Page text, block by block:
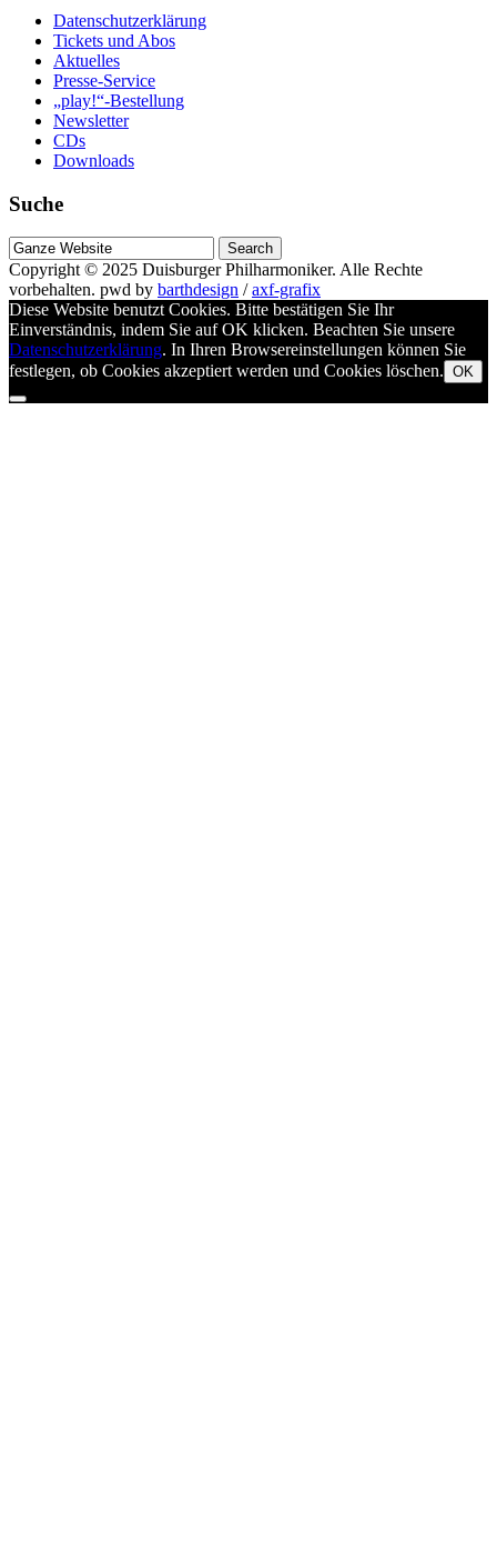
Datenschutzerklärung
Tickets und Abos
Aktuelles
Presse-Service
„play!“-Bestellung
Newsletter
CDs
Downloads
Suche
Suche
nach
Copyright © 2025 Duisburger Philharmoniker. Alle Rechte
vorbehalten. pwd by barthdesign /axf-grafix
Diese Website benutzt Cookies. Bitte bestätigen Sie Ihr
Einverständnis, indem Sie auf OK klicken. Beachten Sie unsere
Datenschutzerklärung. In Ihren Browsereinstellungen können Sie
festlegen, ob Cookies akzeptiert werden und Cookies löschen. OK